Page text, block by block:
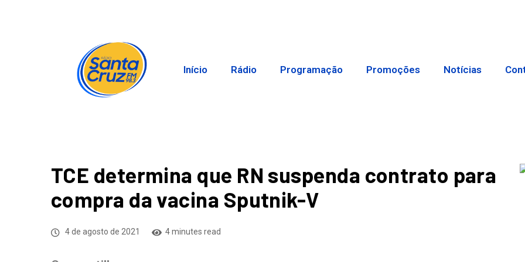
Início Rádio Programação Promoções Notícias
TCE determina que RN suspenda contrato para
compra da vacina Sputnik-V
4 de agosto de 2021 4 minutes read